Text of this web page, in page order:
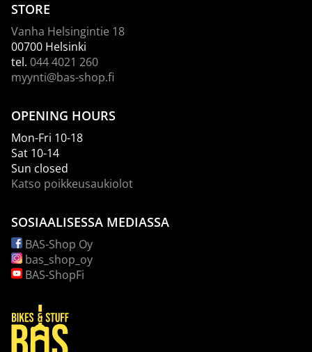
STORE
Vanha Helsingintie 18
00700 Helsinki
tel. 044 4021 260
myynti@bas-shop.fi
OPENING HOURS
Mon-Fri 10-18
Sat 10-14
Sun closed
Katso poikkeusaukiolot
SOSIAALISESSA MEDIASSA
BAS-Shop Oy
bas_shop_oy
BAS-ShopFi